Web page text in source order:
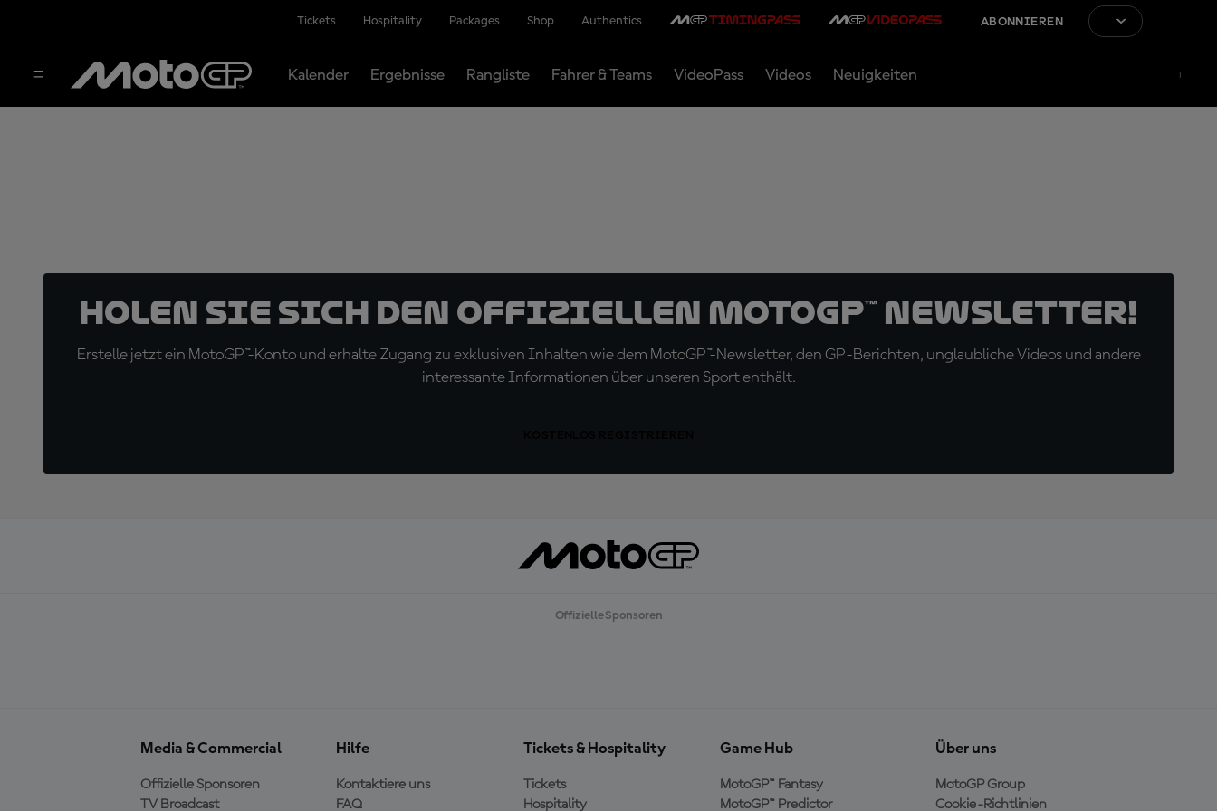
Tickets Hospitality Packages Shop Authentics ABONNIEREN
Kalender Ergebnisse Rangliste Fahrer & Teams VideoPass Videos Neuigkeiten
Holen Sie sich den offiziellen MotoGP™ Newsletter!
Erstelle jetzt ein MotoGP™-Konto und erhalte Zugang zu exklusiven Inhalten wie dem MotoGP™-Newsletter, den GP-Berichten, unglaubliche Videos und andere
interessante Informationen über unseren Sport enthält.
Offizielle Sponsoren
Media & Commercial
Offizielle Sponsoren
TV Broadcast
Hilfe
Kontaktiere uns
FAQ
Tickets & Hospitality
Tickets
Hospitality
Game Hub
MotoGP™ Fantasy
MotoGP™ Predictor
Über uns
MotoGP Group
Cookie-Richtlinien